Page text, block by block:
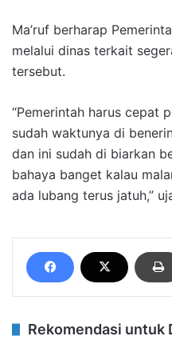
Ma’ruf berharap
melalui dinas terkait
tersebut.
“Pemerintah harus cepat
sudah waktunya di
dan ini sudah di biarkan
bahaya banget kalau
ada lubang terus jatuh,”
Rekomendasi untuk